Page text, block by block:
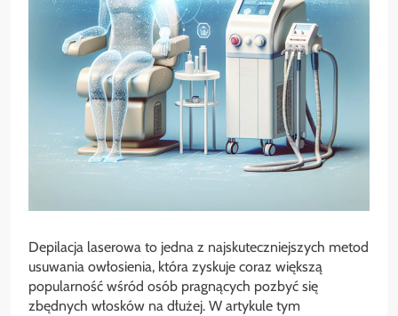
Depilacja laserowa to jedna z najskuteczniejszych metod
usuwania owłosienia, która zyskuje coraz większą
popularność wśród osób pragnących pozbyć się
zbędnych włosków na dłużej. W artykule tym